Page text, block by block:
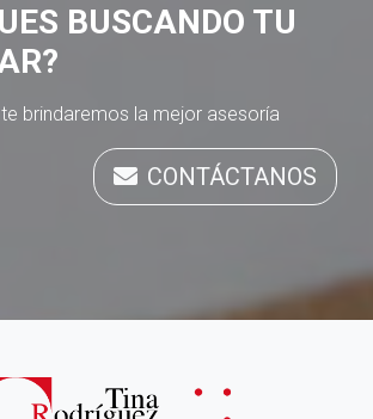
BUSCANDO TU
brindaremos la mejor asesoría
CONTÁCTANOS